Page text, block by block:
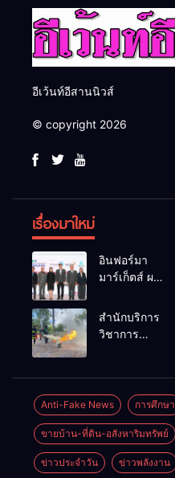
อีเว้นท์อีสานนิวส์
© copyright 2026
เรื่องมาใหม่
อินฟอร์มา
มาร์เก็ตส์ ผนึก
ธุรกิจท่อง
เที่ยว-บริการ
Thailand
2026 เชื่อม 4
งานใหญ่
สร้างโอกาส
ธุรกิจครบ
วงจร ด้วยครับ
สำนักบริการ
วิชาการ
เพลิงขั้นต้น”
ยกระดับ
ศักยภาพเจ้า
หน้าที่ท้องถิ่น
รับมืออัคคีภัย
Anti-Fake News การศึกษา
ขายบ้าน-ที่ดิน-อสังหาริมทรัพย์
ข่าวประจำวัน ข่าวพลังงาน